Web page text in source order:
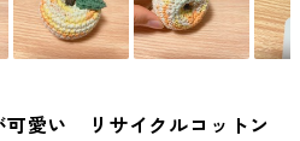
可愛い リサイクルコットン